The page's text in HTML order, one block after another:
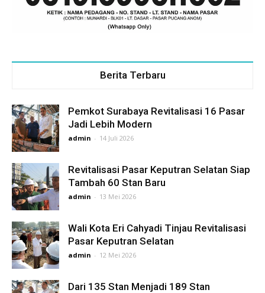
Berita Terbaru
Pemkot Surabaya Revitalisasi 16 Pasar
Jadi Lebih Modern
admin - 14 Juli 2026
Revitalisasi Pasar Keputran Selatan Siap
Tambah 60 Stan Baru
admin - 13 Mei 2026
Wali Kota Eri Cahyadi Tinjau Revitalisasi
Pasar Keputran Selatan
admin - 12 Mei 2026
Dari 135 Stan Menjadi 189 Stan